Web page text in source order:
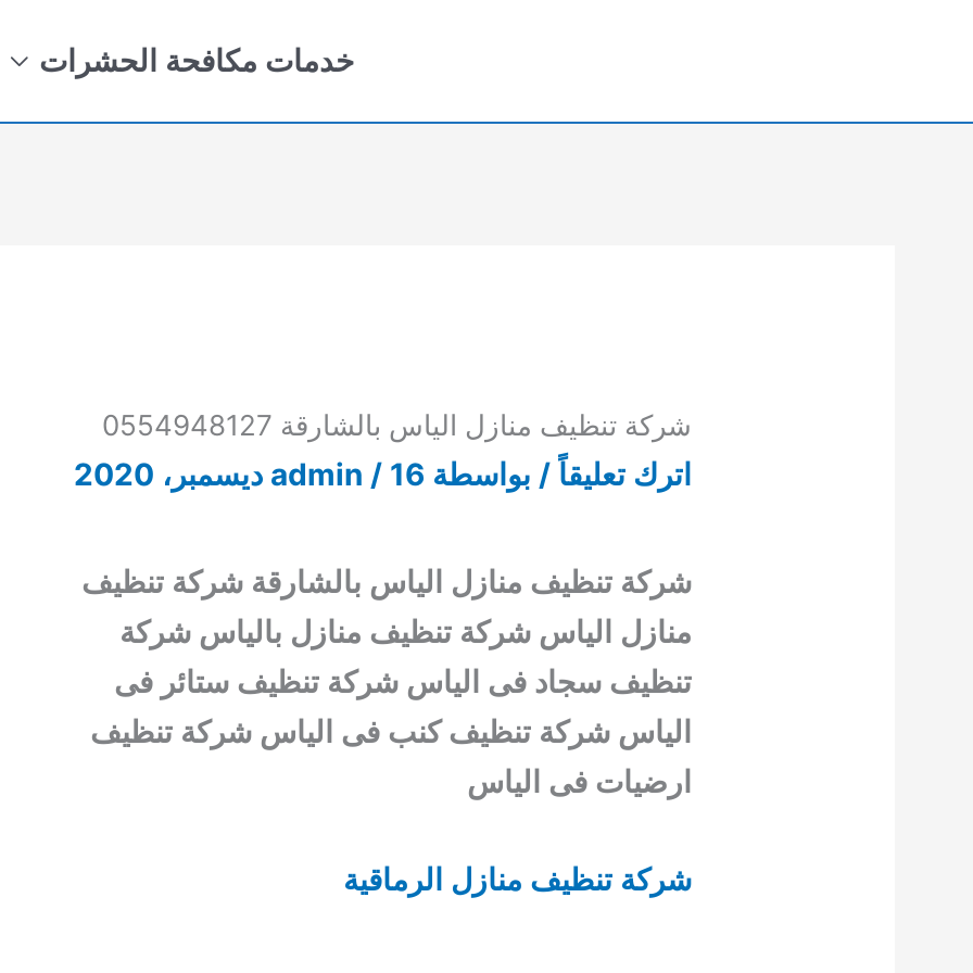
المحتوى
خدمات مكافحة الحشرات
شركة تنظيف منازل الياس بالشارقة 0554948127
اترك تعليقاً / بواسطة admin / 16 ديسمبر، 2020
شركة تنظيف منازل الياس بالشارقة شركة تنظيف
منازل الياس شركة تنظيف منازل بالياس شركة
تنظيف سجاد فى الياس شركة تنظيف ستائر فى
الياس شركة تنظيف كنب فى الياس شركة تنظيف
ارضيات فى الياس
شركة تنظيف منازل الرماقية